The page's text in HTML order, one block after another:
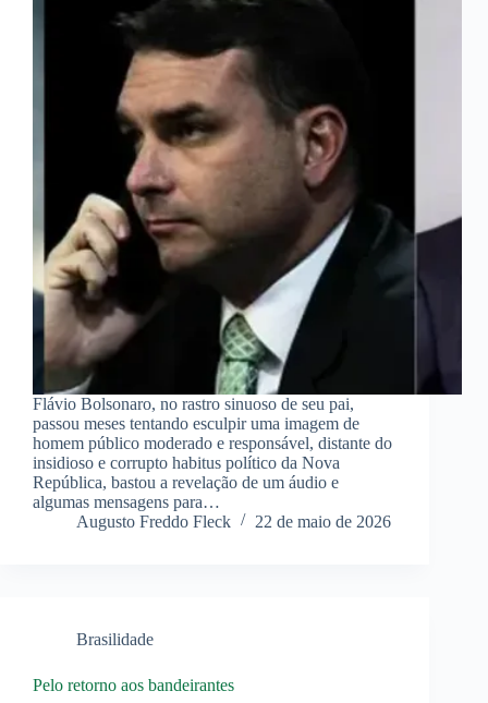
Flávio Bolsonaro, no rastro sinuoso de seu pai,
passou meses tentando esculpir uma imagem de
homem público moderado e responsável, distante do
insidioso e corrupto habitus político da Nova
República, bastou a revelação de um áudio e
algumas mensagens para…
Augusto Freddo Fleck
22 de maio de 2026
Brasilidade
Pelo retorno aos bandeirantes